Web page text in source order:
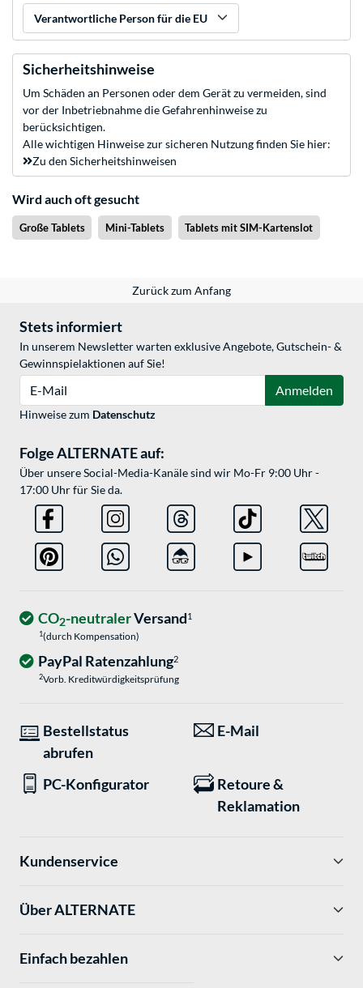
Verantwortliche Person für die EU
Sicherheitshinweise
Um Schäden an Personen oder dem Gerät zu vermeiden, sind
vor der Inbetriebnahme die Gefahrenhinweise zu
berücksichtigen.
Alle wichtigen Hinweise zur sicheren Nutzung finden Sie hier:
Zu den Sicherheitshinweisen
Wird auch oft gesucht
Große Tablets Mini-Tablets Tablets mit SIM-Kartenslot
Zurück zum Anfang
Stets informiert
In unserem Newsletter warten exklusive Angebote, Gutschein- &
Gewinnspielaktionen auf Sie!
Anmelden
Hinweise zum Datenschutz
Folge ALTERNATE auf:
Über unsere Social-Media-Kanäle sind wir Mo-Fr 9:00 Uhr -
17:00 Uhr für Sie da.
CO2-neutralerVersand1
1(durch Kompensation)
PayPal Ratenzahlung2
2Vorb. Kreditwürdigkeitsprüfung
Bestellstatus
abrufen
E-Mail
PC-Konfigurator
Retoure &
Reklamation
Kundenservice
Über ALTERNATE
Einfach bezahlen